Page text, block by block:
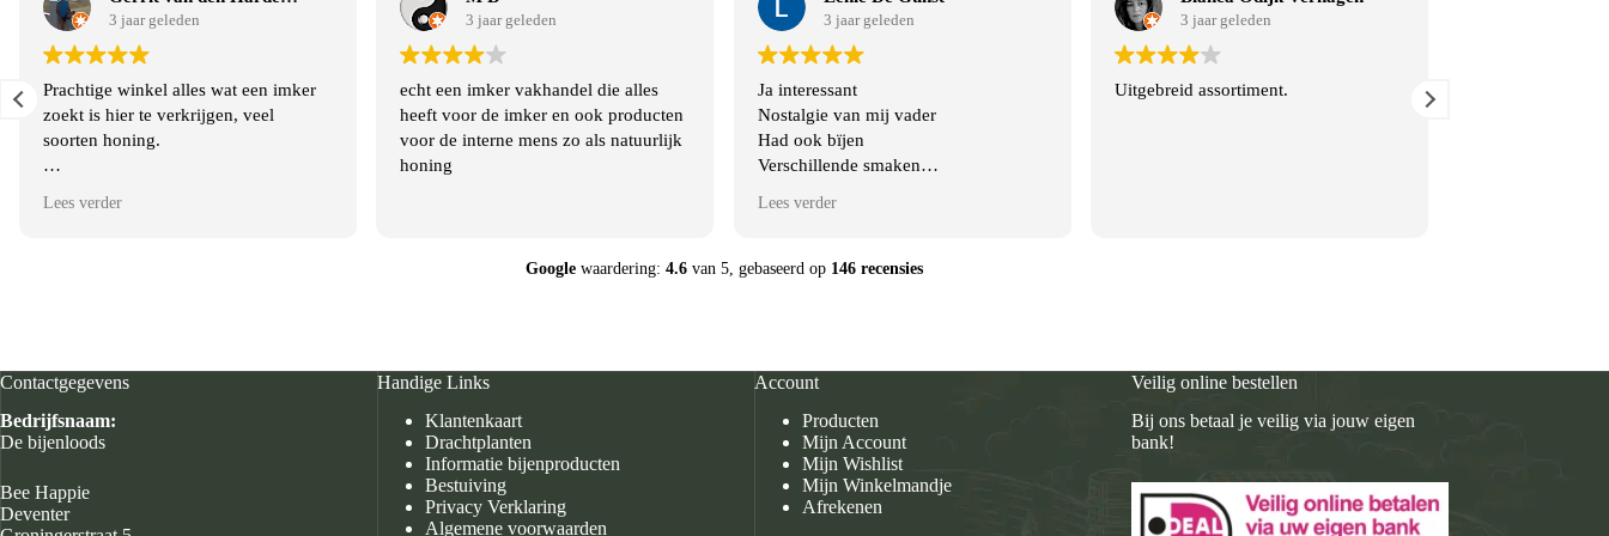
de
productpagina
3 jaar geleden
Prachtige winkel alles wat een imker
zoekt is hier te verkrijgen, veel
soorten honing.
Lees verder
3 jaar geleden
echt een imker vakhandel die alles
heeft voor de imker en ook producten
voor de interne mens zo als natuurlijk
honing
3 jaar geleden
Ja interessant
Nostalgie van mij vader
Had ook bïjen
Verschillende smaken
Lees verder
3 jaar geleden
Uitgebreid assortiment.
Googlewaardering: 4.6van 5, gebaseerd op 146 recensies
Contactgegevens
Bedrijfsnaam:
De bijenloods
Bee Happie
Deventer
Handige Links
Klantenkaart
Drachtplanten
Informatie bijenproducten
Bestuiving
Privacy Verklaring
Algemene voorwaarden
Account
Producten
Mijn Account
Mijn Wishlist
Mijn Winkelmandje
Afrekenen
Veilig online bestellen
Bij ons betaal je veilig via jouw eigen
bank!